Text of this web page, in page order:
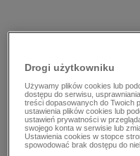
Drogi użytkowniku
Używamy plików cookies lub
dostępu do serwisu,
treści dopasowanych do Twoich
ustawienia plików cookies lub
ustawień prywatności w
swojego konta w serwisie lub
Ustawienia cookies w stopce
spowodować brak dostępu do